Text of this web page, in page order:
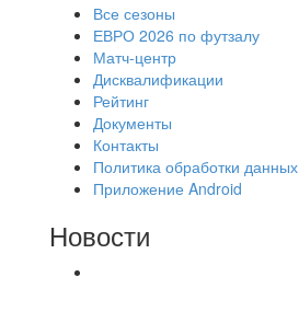
Все сезоны
ЕВРО 2026 по футзалу
Матч-центр
Дисквалификации
Рейтинг
Документы
Контакты
Политика обработки данных
Приложение Android
Новости